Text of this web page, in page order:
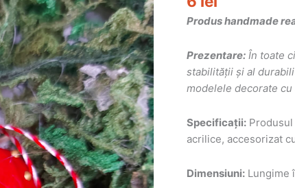
Produs handmade
Prezentare: În toate
stabilităţii şi al
modelele decorate
Specificații:
acrilice, accesorizat
Dimensiuni: Lungime